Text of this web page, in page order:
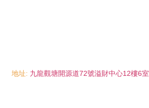
地址: 九龍觀塘開源道72號溢財中心12樓6室